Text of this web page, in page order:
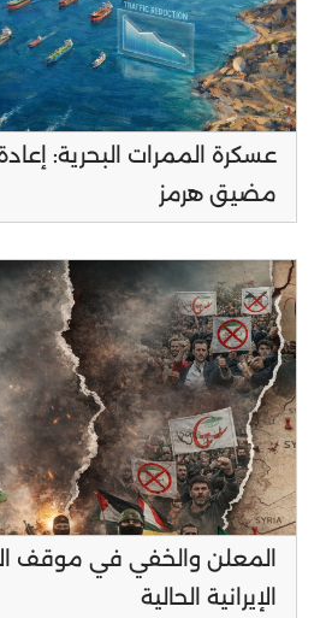
عسكرة الممرات البحرية:
مضيق هرمز
المعلن والخفي في موقف
الإيرانية الحالية